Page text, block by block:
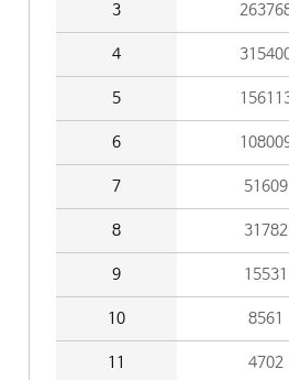
3
4
5
6
7 51609
8 31782
9 15531
10 8561
11 4702